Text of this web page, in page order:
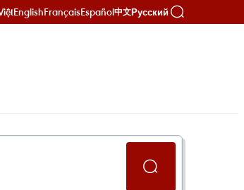
EnglishFrançaisEspañol中文Русский